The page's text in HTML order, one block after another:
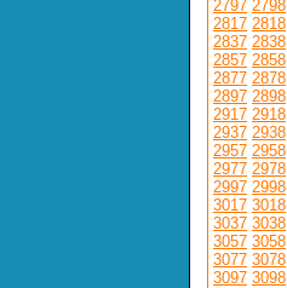
2797 2798
2817 2818
2837 2838
2857 2858
2877 2878
2897 2898
2917 2918
2937 2938
2957 2958
2977 2978
2997 2998
3017 3018
3037 3038
3057 3058
3077 3078
3097 3098